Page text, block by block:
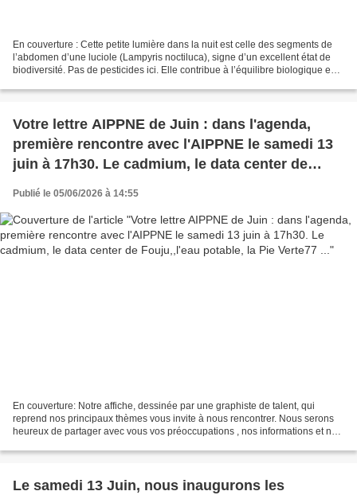
En couverture : Cette petite lumière dans la nuit est celle des segments de
l’abdomen d’une luciole (Lampyris noctiluca), signe d’un excellent état de
biodiversité. Pas de pesticides ici. Elle contribue à l’équilibre biologique en
Votre lettre AIPPNE de Juin : dans l'agenda,
première rencontre avec l'AIPPNE le samedi 13
juin à 17h30. Le cadmium, le data center de
Publié le 05/06/2026 à 14:55
En couverture: Notre affiche, dessinée par une graphiste de talent, qui
reprend nos principaux thèmes vous invite à nous rencontrer. Nous serons
heureux de partager avec vous vos préoccupations , nos informations et nos
Le samedi 13 Juin, nous inaugurons les